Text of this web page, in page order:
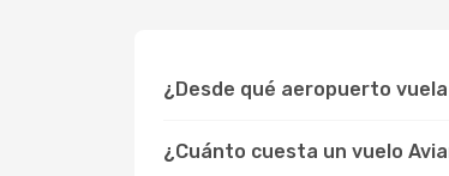
¿Desde qué aeropuerto
¿Cuánto cuesta un vuelo